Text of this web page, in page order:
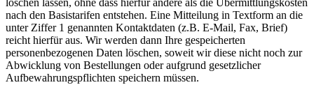
löschen lassen, ohne dass hierfür andere als die Übermittlungskosten
nach den Basistarifen entstehen. Eine Mitteilung in Textform an die
unter Ziffer 1 genannten Kontaktdaten (z.B. E-Mail, Fax, Brief)
reicht hierfür aus. Wir werden dann Ihre gespeicherten
personenbezogenen Daten löschen, soweit wir diese nicht noch zur
Abwicklung von Bestellungen oder aufgrund gesetzlicher
Aufbewahrungspflichten speichern müssen.